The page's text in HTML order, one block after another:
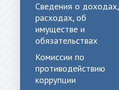
Сведения о доходах,
расходах, об
имуществе и
обязательствах
Комиссии по
противодействию
коррупции